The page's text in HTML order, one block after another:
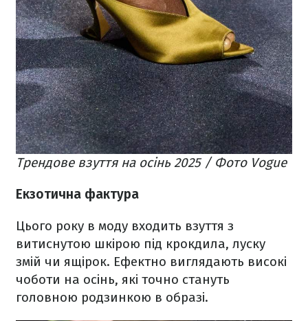
Трендове взуття на осінь 2025 / Фото Vogue
Екзотична фактура
Цього року в моду входить взуття з
витиснутою шкірою під крокдила, луску
змій чи ящірок. Ефектно виглядають високі
чоботи на осінь, які точно стануть
головною родзинкою в образі.